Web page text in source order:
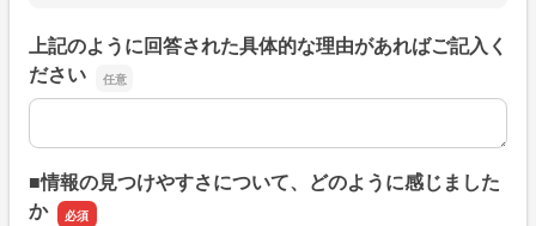
上記のように回答された具体的な理由があればご記入く
ださい
上記のように回答された具体的な理由があればご記入くだ
■情報の見つけやすさについて、どのように感じました
か